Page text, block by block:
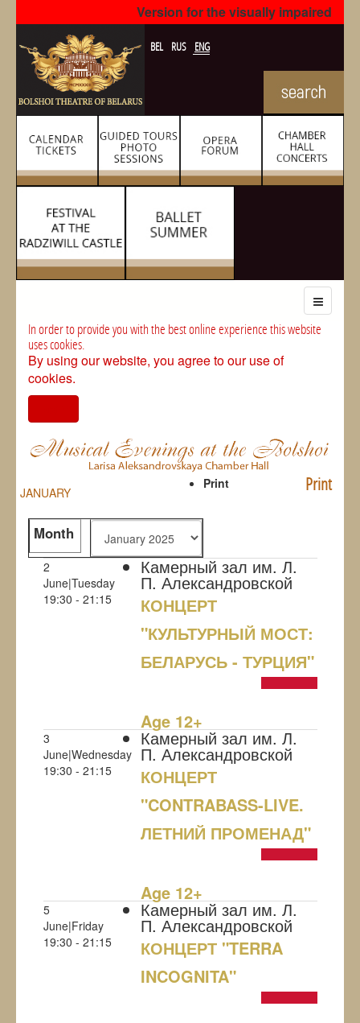
Version for the visually impaired
BEL RUS ENG
In order to provide you with the best online experience this website
uses cookies.
By using our website, you agree to our use of
cookies.
JANUARY
Month
Print
Print
2
June|Tuesday
19:30 - 21:15
Камерный зал им. Л.
П. Александровской
КОНЦЕРТ
"КУЛЬТУРНЫЙ МОСТ:
БЕЛАРУСЬ - ТУРЦИЯ"
Age 12+
3
June|Wednesday
19:30 - 21:15
Камерный зал им. Л.
П. Александровской
КОНЦЕРТ
"CONTRABASS-LIVE.
ЛЕТНИЙ ПРОМЕНАД"
Age 12+
5
June|Friday
19:30 - 21:15
Камерный зал им. Л.
П. Александровской
КОНЦЕРТ "TERRA
INCOGNITA"